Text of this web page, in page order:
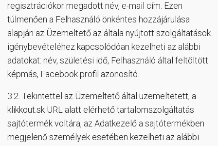
regisztrációkor megadott név, e-mail cím. Ezen
túlmenően a Felhasználó önkéntes hozzájárulása
alapján az Üzemeltető az általa nyújtott szolgáltatások
igénybevételéhez kapcsolódóan kezelheti az alábbi
adatokat: név, születési idő, Felhasználó által feltöltött
képmás, Facebook profil azonosító.
3.2. Tekintettel az Üzemeltető által üzemeltetett, a
klikkout.sk URL alatt elérhető tartalomszolgáltatás
sajtótermék voltára, az Adatkezelő a sajtótermékben
megjelenő személyek esetében kezelheti az alábbi